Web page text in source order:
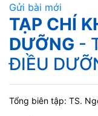
Gửi bài mới
TẠP CHÍ
DƯỠNG -
ĐIỀU
Tổng biên tập: TS.